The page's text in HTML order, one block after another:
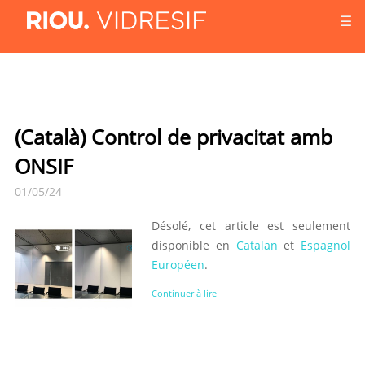
☰
(Català) Control de privacitat amb
ONSIF
01/05/24
Désolé, cet article est seulement
disponible en Catalan et Espagnol
Européen.
Continuer à lire